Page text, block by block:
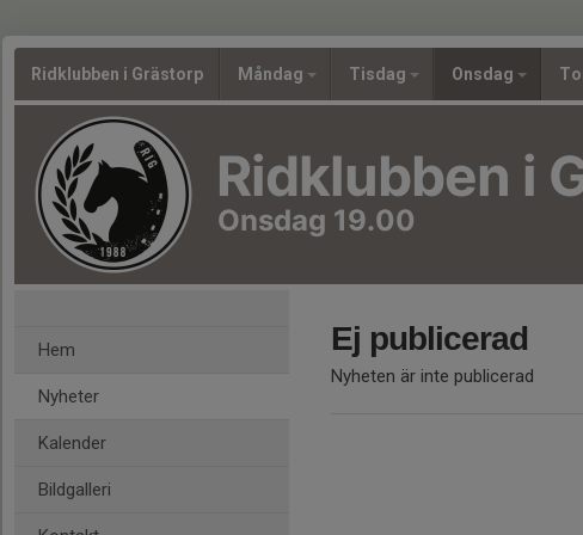
Ridklubben i Grästorp Måndag Tisdag Onsdag
Ridklubben i
Onsdag 19.00
Hem
Nyheter
Kalender
Bildgalleri
Ej publicerad
Nyheten är inte publicerad